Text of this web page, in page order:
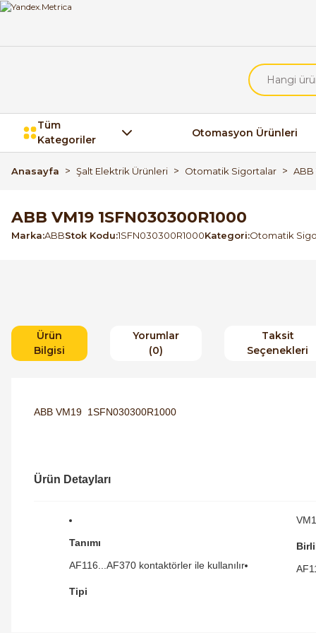
Tüm
Kategoriler
Otomasyon Ürünleri
Anasayfa Şalt Elektrik Ürünleri Otomatik Sigortalar ABB
ABB VM19 1SFN030300R1000
Marka ABBStok Kodu 1SFN030300R1000Kategori Otomatik
Ürün
Bilgisi
Yorumlar
(0)
Taksit
Seçenekleri
ABB VM19 1SFN030300R1000
Ürün Detayları
Tanımı
AF116...AF370 kontaktörler ile kullanılır
Tipi